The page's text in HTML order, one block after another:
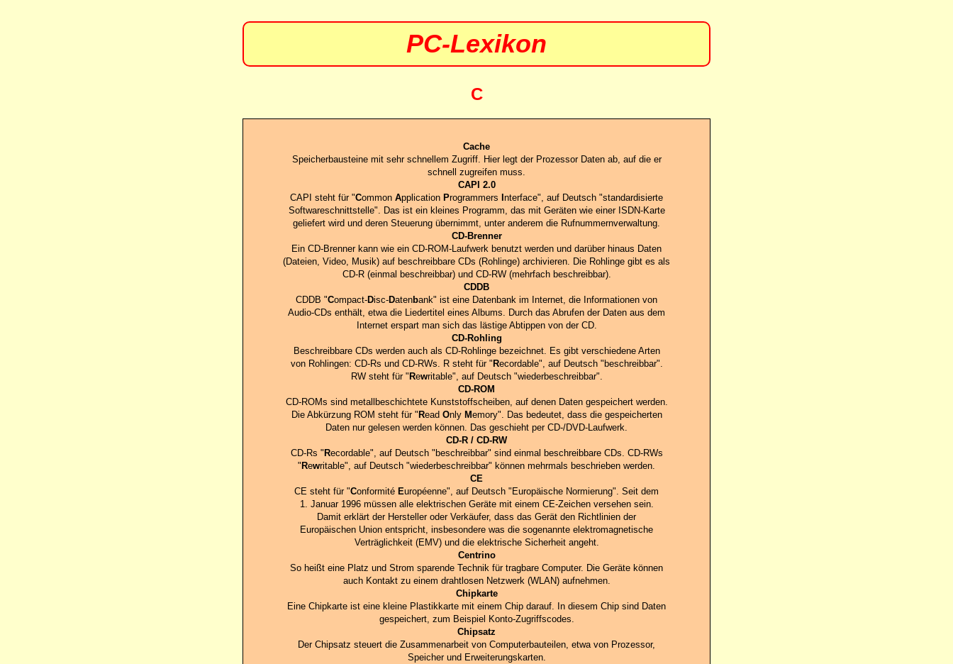
PC-Lexikon
C
Cache
Speicherbausteine mit sehr schnellem Zugriff. Hier legt der Prozessor Daten ab, auf die er
schnell zugreifen muss.
CAPI 2.0
CAPI steht für "Common Application Programmers nterface", auf Deutsch "standardisierte
Softwareschnittstelle". Das ist ein kleines Programm, das mit Geräten wie einer ISDN-Karte
geliefert wird und deren Steuerung übernimmt, unter anderem die Rufnummernverwaltung.
CD-Brenner
Ein CD-Brenner kann wie ein CD-ROM-Laufwerk benutzt werden und darüber hinaus Daten
(Dateien, Video, Musik) auf beschreibbare CDs (Rohlinge) archivieren. Die Rohlinge gibt es als
CD-R (einmal beschreibbar) und CD-RW (mehrfach beschreibbar).
CDDB
CDDB "Compact-Disc-Datenbank" ist eine Datenbank im Internet, die Informationen von
Audio-CDs enthält, etwa die Liedertitel eines Albums. Durch das Abrufen der Daten aus dem
Internet erspart man sich das lästige Abtippen von der CD.
CD-Rohling
Beschreibbare CDs werden auch als CD-Rohlinge bezeichnet. Es gibt verschiedene Arten
von Rohlingen: CD-Rs und CD-RWs. R steht für " Recordable", auf Deutsch "beschreibbar".
RW steht für " Rewritable", auf Deutsch "wiederbeschreibbar".
CD-ROM
CD-ROMs sind metallbeschichtete Kunststoffscheiben, auf denen Daten gespeichert werden.
Die Abkürzung ROM steht für " Read Only Memory". Das bedeutet, dass die gespeicherten
Daten nur gelesen werden können. Das geschieht per CD-/DVD-Laufwerk.
CD-R / CD-RW
CD-Rs " Recordable", auf Deutsch "beschreibbar" sind einmal beschreibbare CDs. CD-RWs
" Rewritable", auf Deutsch "wiederbeschreibbar" können mehrmals beschrieben werden.
CE
CE steht für "Conformité Européenne", auf Deutsch "Europäische Normierung". Seit dem
1. Januar 1996 müssen alle elektrischen Geräte mit einem CE-Zeichen versehen sein.
Damit erklärt der Hersteller oder Verkäufer, dass das Gerät den Richtlinien der
Europäischen Union entspricht, insbesondere was die sogenannte elektromagnetische
Verträglichkeit (EMV) und die elektrische Sicherheit angeht.
Centrino
So heißt eine Platz und Strom sparende Technik für tragbare Computer. Die Geräte können
auch Kontakt zu einem drahtlosen Netzwerk (WLAN) aufnehmen.
Chipkarte
Eine Chipkarte ist eine kleine Plastikkarte mit einem Chip darauf. In diesem Chip sind Daten
gespeichert, zum Beispiel Konto-Zugriffscodes.
Chipsatz
Der Chipsatz steuert die Zusammenarbeit von Computerbauteilen, etwa von Prozessor,
Speicher und Erweiterungskarten.